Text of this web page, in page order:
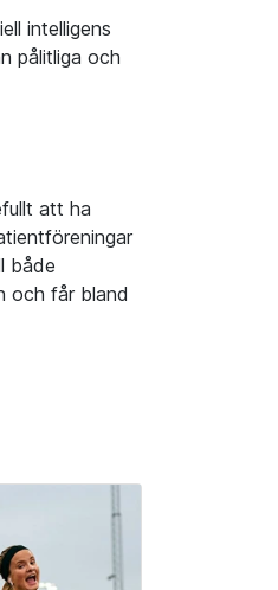
intelligens
pålitliga och
att ha
både
och får bland